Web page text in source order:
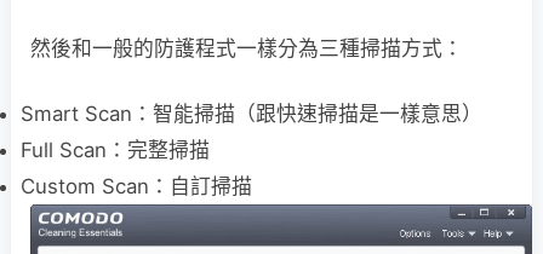
然後和一般的防護程式一樣分為三種掃描方式：
Smart Scan：智能掃描（跟快速掃描是一樣意思）
Full Scan：完整掃描
Custom Scan：自訂掃描